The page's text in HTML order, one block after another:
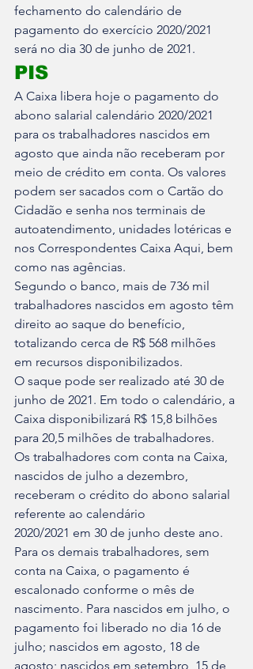
fechamento do calendário de
pagamento do exercício 2020/2021
será no dia 30 de junho de 2021.
PIS
A Caixa libera hoje o pagamento do
abono salarial calendário 2020/2021
para os trabalhadores nascidos em
agosto que ainda não receberam por
meio de crédito em conta. Os valores
podem ser sacados com o Cartão do
Cidadão e senha nos terminais de
autoatendimento, unidades lotéricas e
nos Correspondentes Caixa Aqui, bem
como nas agências.
Segundo o banco, mais de 736 mil
trabalhadores nascidos em agosto têm
direito ao saque do benefício,
totalizando cerca de R$ 568 milhões
em recursos disponibilizados.
O saque pode ser realizado até 30 de
junho de 2021. Em todo o calendário, a
Caixa disponibilizará R$ 15,8 bilhões
para 20,5 milhões de trabalhadores.
Os trabalhadores com conta na Caixa,
nascidos de julho a dezembro,
receberam o crédito do abono salarial
referente ao calendário
2020/2021 em 30 de junho deste ano.
Para os demais trabalhadores, sem
conta na Caixa, o pagamento é
escalonado conforme o mês de
nascimento. Para nascidos em julho, o
pagamento foi liberado no dia 16 de
julho; nascidos em agosto, 18 de
agosto; nascidos em setembro, 15 de